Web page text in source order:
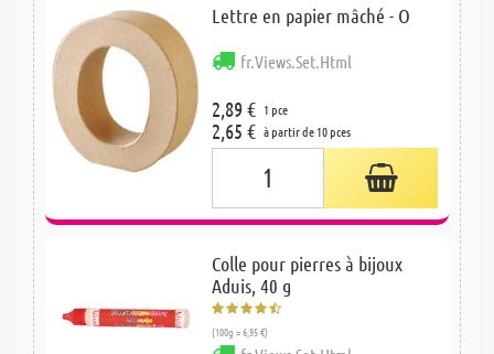
Lettre en papier mâché - O
fr.Views.Set.Html
2,89 € 1 pce
2,65 € à partir de 10 pces
Colle pour pierres à bijoux
Aduis, 40 g
(100g = 6,95 €)